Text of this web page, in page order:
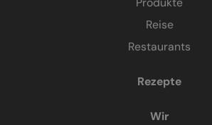
Reise
Restaurants
Rezepte
Wir